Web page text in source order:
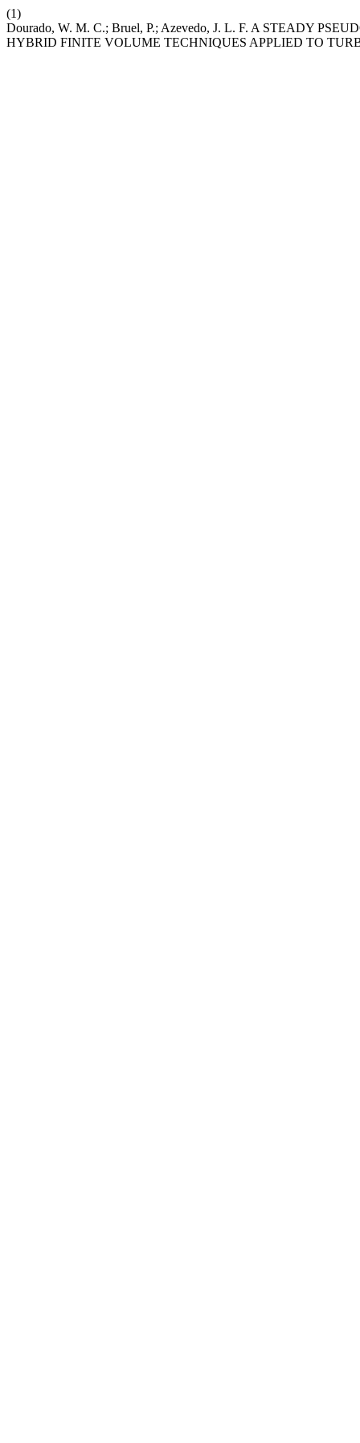
(1)
Dourado, W. M. C.; Bruel, P.; Azevedo, J. L. F. A STEADY
HYBRID FINITE VOLUME TECHNIQUES APPLIED TO